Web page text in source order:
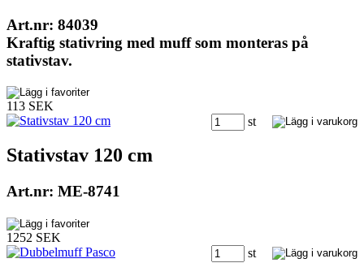
Art.nr: 84039
Kraftig stativring med muff som monteras på
stativstav.
113 SEK
st
Stativstav 120 cm
Art.nr: ME-8741
1252 SEK
st